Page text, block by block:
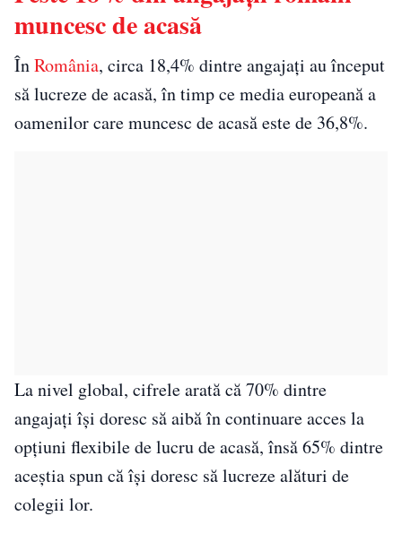
muncesc de acasă
ÎnRomânia, circa 18,4% dintre angajaţi au început
să lucreze de acasă, în timp ce media europeană a
oamenilor care muncesc de acasă este de 36,8%.
La nivel global, cifrele arată că 70% dintre
angajaţi îşi doresc să aibă în continuare acces la
opţiuni flexibile de lucru de acasă, însă 65% dintre
aceştia spun că îşi doresc să lucreze alături de
colegii lor.